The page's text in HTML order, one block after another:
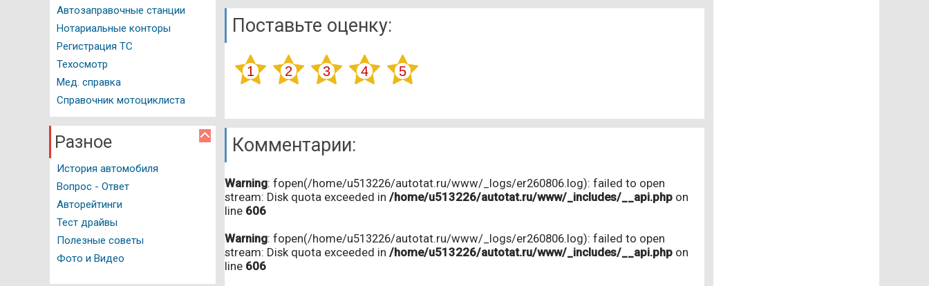
Автозаправочные станции
Нотариальные конторы
Регистрация ТС
Техосмотр
Мед. справка
Справочник мотоциклиста
Разное
История автомобиля
Вопрос - Ответ
Авторейтинги
Тест драйвы
Полезные советы
Фото и Видео
Поставьте оценку:
Комментарии:
Warning: fopen(/home/u513226/autotat.ru/www/_logs/er260806.log): failed to open
stream: Disk quota exceeded in /home/u513226/autotat.ru/www/_includes/__api.php on
line 606
Warning: fopen(/home/u513226/autotat.ru/www/_logs/er260806.log): failed to open
stream: Disk quota exceeded in /home/u513226/autotat.ru/www/_includes/__api.php on
line 606